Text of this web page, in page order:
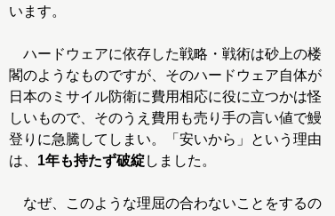
います。
ハードウェアに依存した戦略・戦術は砂上の楼
閣のようなものですが、そのハードウェア自体が
日本のミサイル防衛に費用相応に役に立つかは怪
しいもので、そのうえ費用も売り手の言い値で鰻
登りに急騰してしまい。「安いから」という理由
は、 1年も持たず破綻しました。
なぜ、このような理屈の合わないことをするの